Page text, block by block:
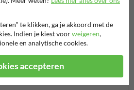
te klikken, ga je akkoord met de
Indien je kiest voorweigeren,
en analytische cookies.
accepteren